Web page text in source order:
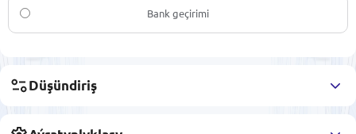
Bank geçirimi
Düşündiriş